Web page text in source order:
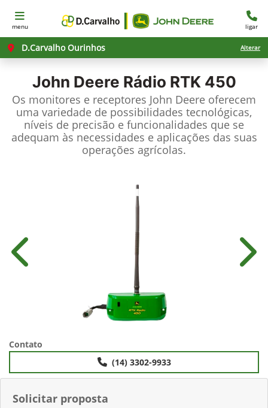
menu ligar
D.Carvalho Ourinhos Alterar
John Deere Rádio RTK 450
Os monitores e receptores John Deere oferecem
uma variedade de possibilidades tecnológicas,
níveis de precisão e funcionalidades que se
adequam às necessidades e aplicações das suas
operações agrícolas.
Solicitar proposta
Anterior
Contato
(14) 3302-9933